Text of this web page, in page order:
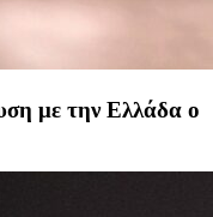
με την Ελλάδα ο